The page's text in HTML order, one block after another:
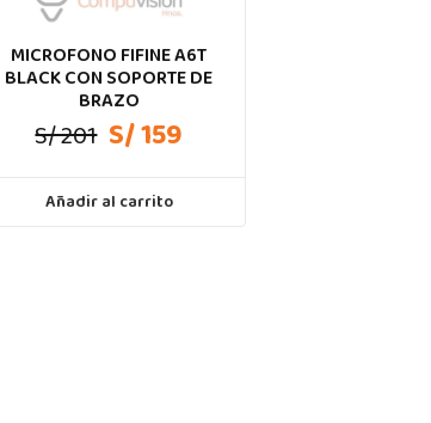
MICROFONO FIFINE A6T
BLACK CON SOPORTE DE
BRAZO
S/ 201 S/ 159
Añadir al carrito